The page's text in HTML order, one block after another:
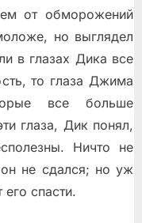
от обморожений
но выглядел
в глазах Дика все
то глаза Джима
все больше
глаза, Дик понял,
Ничто не
не сдался; но уж
спасти.